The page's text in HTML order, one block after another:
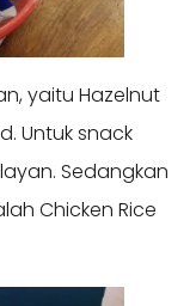
yaitu Hazelnut
Untuk snack
Sedangkan
Chicken Rice